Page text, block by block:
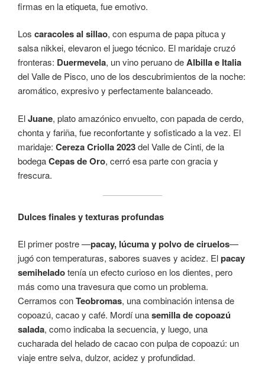
firmas en la etiqueta, fue emotivo.
Los caracoles al sillao, con espuma de papa pituca y
salsa nikkei, elevaron el juego técnico. El maridaje cruzó
fronteras: Duermevela, un vino peruano deAlbilla e Italia
del Valle de Pisco, uno de los descubrimientos de la noche:
aromático, expresivo y perfectamente balanceado.
ElJuane, plato amazónico envuelto, con papada de cerdo,
chonta y fariña, fue reconfortante y sofisticado a la vez. El
maridaje: Cereza Criolla 2023del Valle de Cinti, de la
bodegaCepas de Oro, cerró esa parte con gracia y
frescura.
Dulces finales y texturas profundas
El primer postre —pacay, lúcuma y polvo de ciruelos—
jugó con temperaturas, sabores suaves y acidez. Elpacay
semiheladotenía un efecto curioso en los dientes, pero
más como una travesura que como un problema.
Cerramos conTeobromas, una combinación intensa de
copoazú, cacao y café. Mordí unasemilla de copoazú
salada, como indicaba la secuencia, y luego, una
cucharada del helado de cacao con pulpa de copoazú: un
viaje entre selva, dulzor, acidez y profundidad.